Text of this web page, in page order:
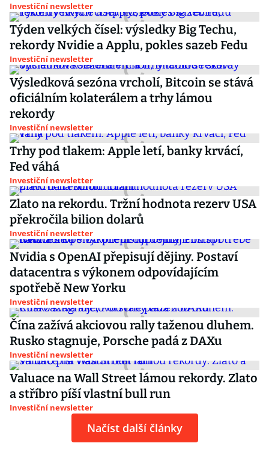
Investiční newsletter
Týden velkých čísel: výsledky Big Techu,
rekordy Nvidie a Applu, pokles sazeb Fedu
Investiční newsletter
Výsledková sezóna vrcholí, Bitcoin se stává
oficiálním kolaterálem a trhy lámou
rekordy
Investiční newsletter
Trhy pod tlakem: Apple letí, banky krvácí,
Fed váhá
Investiční newsletter
Zlato na rekordu. Tržní hodnota rezerv USA
překročila bilion dolarů
Investiční newsletter
Nvidia s OpenAI přepisují dějiny. Postaví
datacentra s výkonem odpovídajícím
spotřebě New Yorku
Investiční newsletter
Čína zažívá akciovou rally taženou dluhem.
Rusko stagnuje, Porsche padá z DAXu
Investiční newsletter
Valuace na Wall Street lámou rekordy. Zlato
a stříbro píší vlastní bull run
Investiční newsletter
Načíst další články